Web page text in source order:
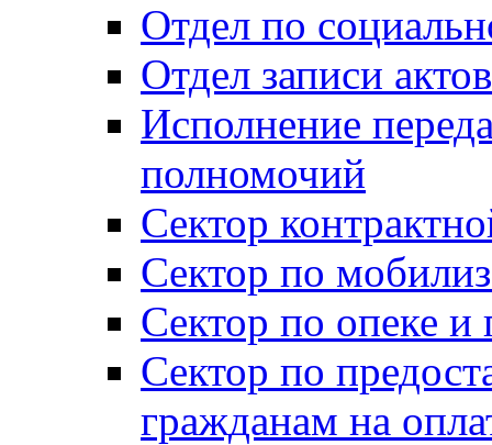
Отдел по
Отдел записи
Исполнение
полномочий
Сектор
Сектор по
Сектор по опеке и
Сектор по
гражданам на